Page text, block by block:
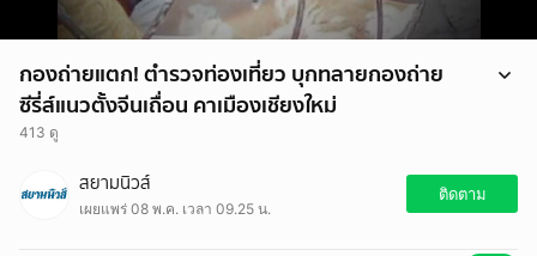
กองถ่ายแตก! ตำรวจท่องเที่ยว บุกทลายกองถ่าย
ซีรี่ส์แนวตั้งจีนเถื่อน คาเมืองเชียงใหม่
413 ดู
หางดง หลังพบกลุ่มชาวจีนลักลอบถ่ายทำซีรีส์โดยไม่ได้รับอนุญาต
สยามนิวส์
เผยแพร่ 08 พ.ค. เวลา 09.25 น.
ติดตาม